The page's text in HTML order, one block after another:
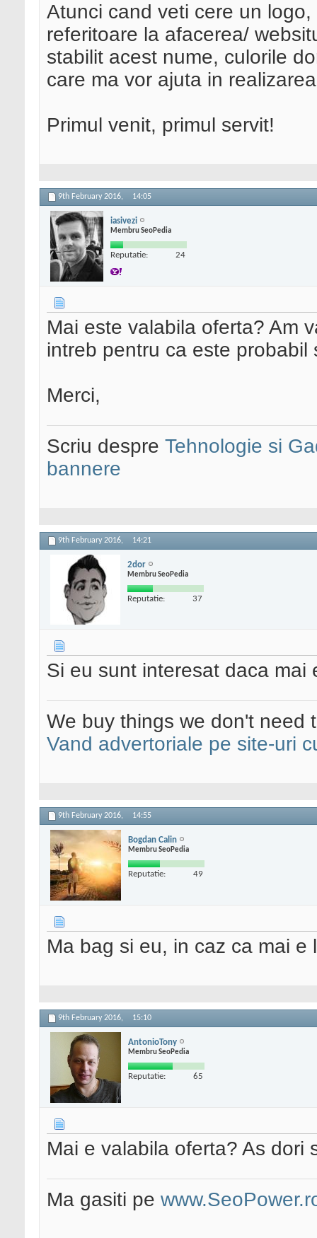
Atunci cand veti cere un
referitoare la afacerea/
stabilit acest nume, culorile
care ma vor ajuta in
Primul venit, primul servit!
9th February 2016, 14:05
iasivezi
Membru SeoPedia
Reputatie: 24
Mai este valabila oferta? Am
intreb pentru ca este probabil
Merci,
Scriu despre Tehnologie si
bannere
9th February 2016, 14:21
2dor
Membru SeoPedia
Reputatie: 37
Si eu sunt interesat daca mai
We buy things we don't need
Vand advertoriale pe site-uri
9th February 2016, 14:55
Bogdan Calin
Membru SeoPedia
Reputatie: 49
Ma bag si eu, in caz ca mai e
9th February 2016, 15:10
AntonioTony
Membru SeoPedia
Reputatie: 65
Mai e valabila oferta? As dori
Ma gasiti pe